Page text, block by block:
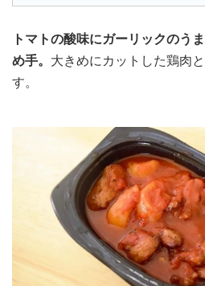
トマトの酸味にガーリックのう
め手。 大きめにカットした鶏肉
す。